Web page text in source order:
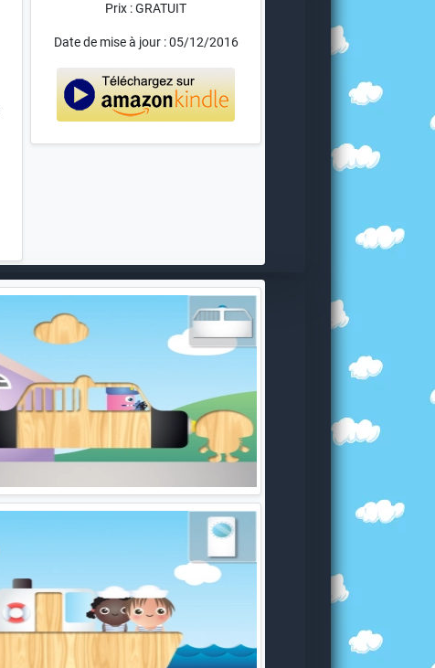
Prix : GRATUIT
Date de mise à jour : 05/12/2016